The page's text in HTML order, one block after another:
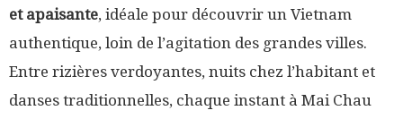
et apaisante, idéale pour découvrir un Vietnam
authentique, loin de l’agitation des grandes villes.
Entre rizières verdoyantes, nuits chez l’habitant et
danses traditionnelles, chaque instant à Mai Chau